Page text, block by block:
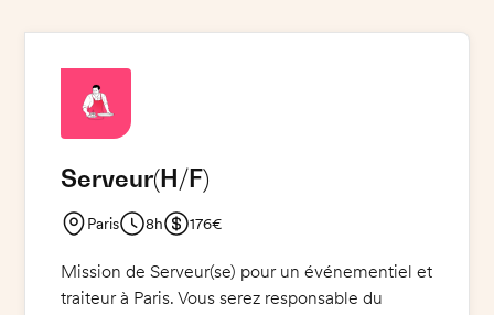
Serveur(H/F)
Paris 8h 176€
Mission de Serveur(se) pour un événementiel et
traiteur à Paris. Vous serez responsable du